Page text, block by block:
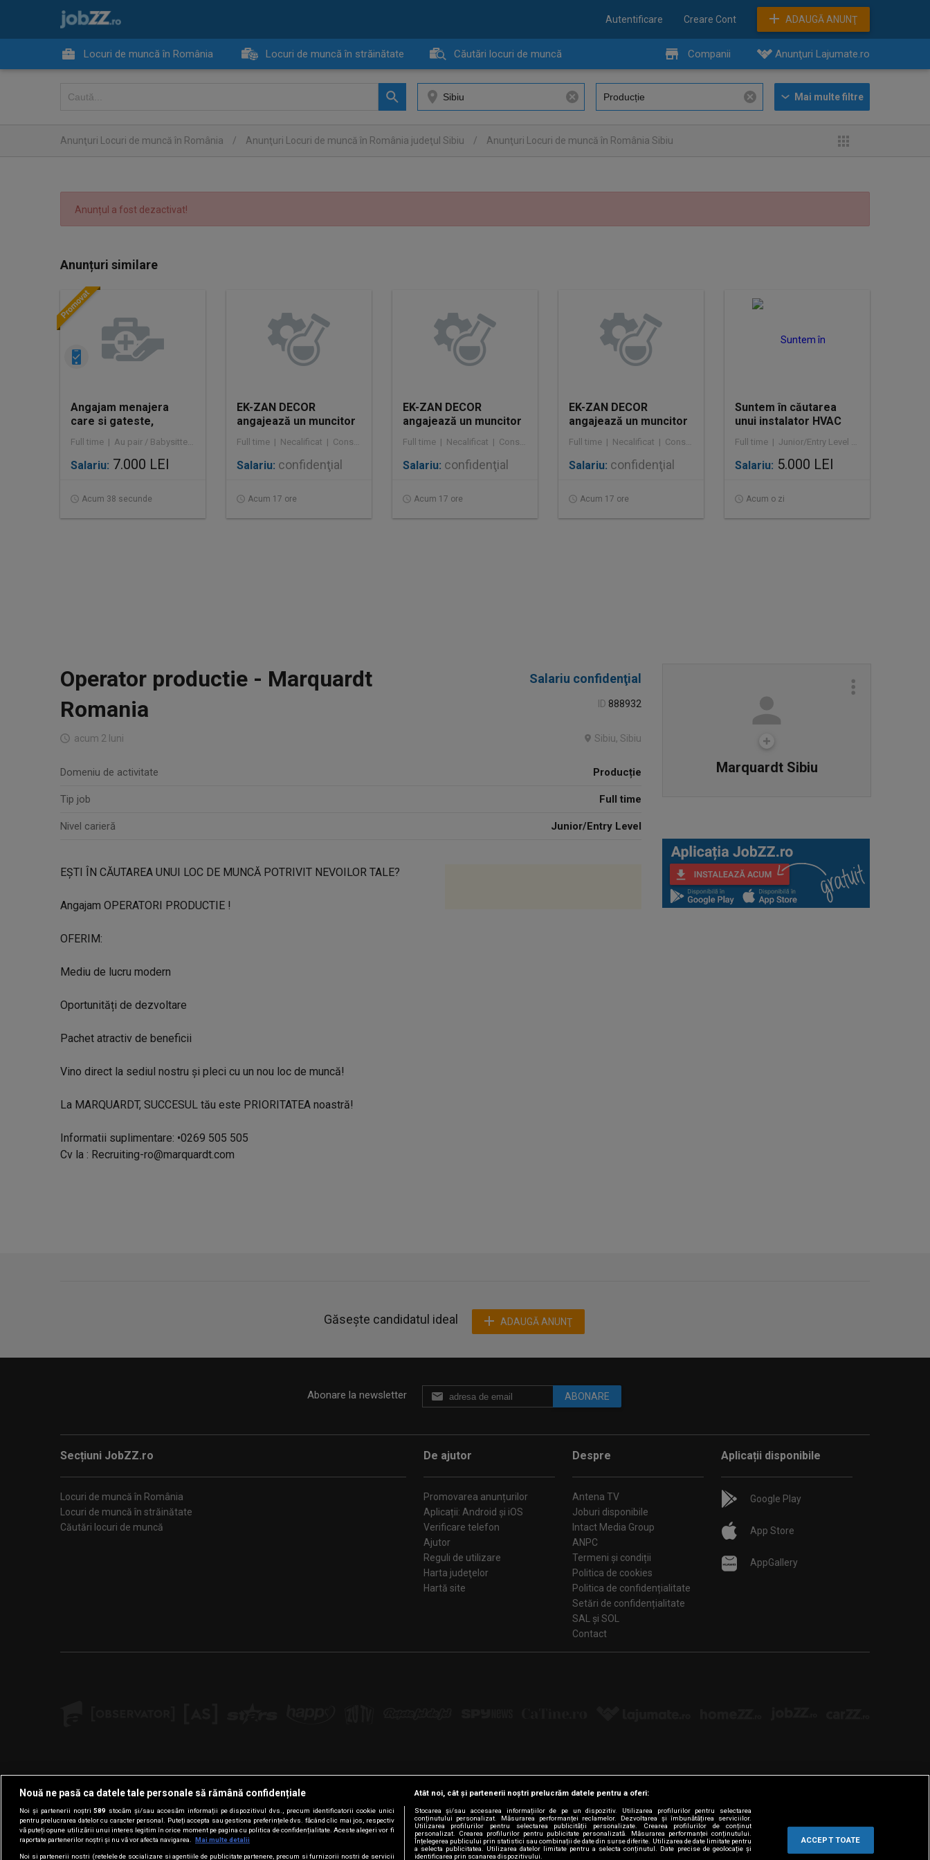
Autentificare Creare Cont ADAUGĂ ANUNŢ
Locuri de muncă în România Locuri de muncă în străinătate Căutări locuri de muncă Companii Anunţuri Lajumate.ro
Anunţuri Locuri de muncă în România / Anunţuri Locuri de muncă în România judeţul Sibiu / Anunţuri Locuri de muncă în România Sibiu
Anunțul a fost dezactivat!
Anunțuri similare
Angajam menajera
care si gateste,
program de la 8-18 sau
interna
Full time | Au pair / Babysitter / Curăţenie
Salariu: 7.000 LEI
Acum 38 secunde
EK-ZAN DECOR
angajează un muncitor
necalificat la
demolarea clădirilor
Full time | Necalificat | Construcţii / Amenajări
Salariu: confidenţial
Acum 17 ore
EK-ZAN DECOR
angajează un muncitor
necalificat la
demolarea clădirilor
Full time | Necalificat | Construcţii / Amenajări
Salariu: confidenţial
Acum 17 ore
EK-ZAN DECOR
angajează un muncitor
necalificat la
demolarea clădirilor
Full time | Necalificat | Construcţii / Amenajări
Salariu: confidenţial
Acum 17 ore
Suntem în căutarea
unui instalator HVAC
Full time | Junior/Entry Level / Mid-Level | Construcţii / Amenajări
Salariu: 5.000 LEI
Acum o zi
Marquardt Sibiu
Operator productie - Marquardt
Romania
Salariu confidenţial
ID 888932
acum 2 luni Sibiu, Sibiu
Domeniu de activitate Producție
Tip job Full time
Nivel carieră Junior/Entry Level
EȘTI ÎN CĂUTAREA UNUI LOC DE MUNCĂ POTRIVIT NEVOILOR TALE?
Angajam OPERATORI PRODUCTIE !
OFERIM:
Mediu de lucru modern
Oportunități de dezvoltare
Pachet atractiv de beneficii
Vino direct la sediul nostru și pleci cu un nou loc de muncă!
La MARQUARDT, SUCCESUL tău este PRIORITATEA noastră!
Informatii suplimentare: •0269 505 505
Cv la : Recruiting-ro@marquardt.com
Găsește candidatul ideal ADAUGĂ ANUNŢ
Abonare la newsletter ABONARE
Secțiuni JobZZ.ro
Locuri de muncă în România
Locuri de muncă în străinătate
Căutări locuri de muncă
De ajutor
Promovarea anunțurilor
Aplicații: Android și iOS
Verificare telefon
Ajutor
Reguli de utilizare
Harta judeţelor
Hartă site
Despre
Antena TV
Joburi disponibile
Intact Media Group
ANPC
Termeni și condiții
Politica de cookies
Politica de confidențialitate
Setări de confidențialitate
SAL și SOL
Contact
Aplicații disponibile
Google Play
App Store
AppGallery
Urmărește-ne pe:
FacebookLinkedInYouTubeInstagramPinterestTiktok
Nouă ne pasă ca datele tale personale să rămână confidențiale
Noi și partenerii noștri589 stocăm și/sau accesăm informații pe dispozitivul dvs., precum identificatorii cookie unici
pentru prelucrarea datelor cu caracter personal. Puteți accepta sau gestiona preferințele dvs. făcând clic mai jos, respectiv
vă puteți opune utilizării unui interes legitim în orice moment pe pagina cu politica de confidențialitate. Aceste alegeri vor fi
raportate partenerilor noștri și nu vă vor afecta navigarea.
Mai multe detalii
Noi si partenerii nostri (retelele de socializare si agentiile de publicitate partenere, precum si furnizorii nostri de servicii
Atât noi, cât și partenerii noștri prelucrăm datele pentru a oferi:
Stocarea și/sau accesarea informațiilor de pe un dispozitiv. Utilizarea profilurilor pentru selectarea
conținutului personalizat. Măsurarea performanței reclamelor. Dezvoltarea și îmbunătățirea serviciilor.
Utilizarea profilurilor pentru selectarea publicității personalizate. Crearea profilurilor de conținut
personalizat. Crearea profilurilor pentru publicitate personalizată. Măsurarea performanței conținutului.
Înțelegerea publicului prin statistici sau combinații de date din surse diferite. Utilizarea de date limitate pentru
a selecta publicitatea. Utilizarea datelor limitate pentru a selecta conținutul. Date precise de geolocație și
identificarea prin scanarea dispozitivului.
ACCEPT TOATE